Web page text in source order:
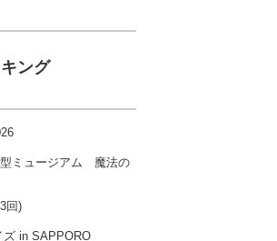
ング
ミュージアム 魔法の
回)
ズ in SAPPORO